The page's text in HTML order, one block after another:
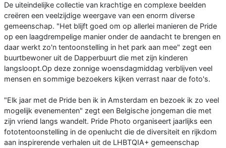
De uiteindelijke collectie van krachtige en complexe beelden
creëren een veelzijdige weergave van een enorm diverse
gemeenschap. "Het blijft goed om op allerlei manieren de Pride
op een laagdrempelige manier onder de aandacht te brengen en
daar werkt zo'n tentoonstelling in het park aan mee" zegt een
buurtbewoner uit de Dapperbuurt die met zijn kinderen
langsloopt.Op deze zonnige woensdagmiddag verblijven veel
mensen en sommige bezoekers kijken verrast naar de foto's.
"Elk jaar met de Pride ben ik in Amsterdam en bezoek ik zo veel
mogelijk evenementen" zegt een Belgische jongeman die met
zijn vriend langs wandelt. Pride Photo organiseert jaarlijks een
fototentoonstelling in de openlucht die de diversiteit en rijkdom
aan inspirerende verhalen uit de LHBTQIA+ gemeenschap